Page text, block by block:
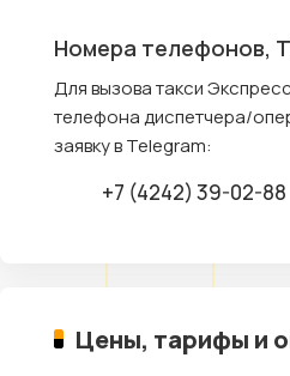
Номера телефонов,
Для вызова такси
телефона диспетчера/
заявку в Telegram:
+7 (4242) 39-02-88
Цены, тарифы и